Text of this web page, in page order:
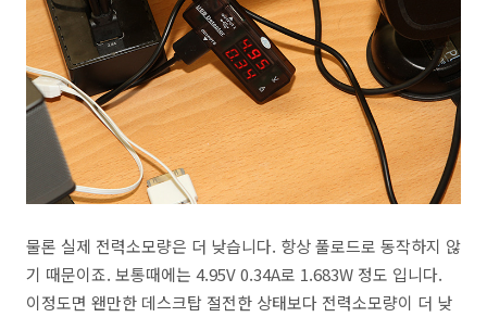
물론 실제 전력소모량은 더 낮습니다. 항상 풀로드로 동작하지 않
기 때문이죠. 보통때에는 4.95V 0.34A로 1.683W 정도 입니다.
이정도면 왠만한 데스크탑 절전한 상태보다 전력소모량이 더 낮